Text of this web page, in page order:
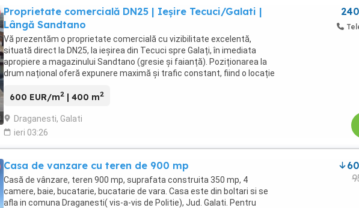
Proprietate comercială DN25 | Ieșire Tecuci/Galati |
Lângă Sandtano
Vă prezentăm o proprietate comercială cu vizibilitate excelentă,
situată direct la DN25, la ieșirea din Tecuci spre Galați, în imediata
apropiere a magazinului Sandtano (gresie și faianță). Poziționarea la
drum național oferă expunere maximă și trafic constant, fiind o locație
600 EUR/m2 | 400 m2
Draganesti, Galati
ieri 03:26
Casa de vanzare cu teren de 900 mp
Casă de vânzare, teren 900 mp, suprafata construita 350 mp, 4
camere, baie, bucatarie, bucatarie de vara. Casa este din boltari si se
afla in comuna Draganesti( vis-a-vis de Politie), Jud. Galati. Pentru